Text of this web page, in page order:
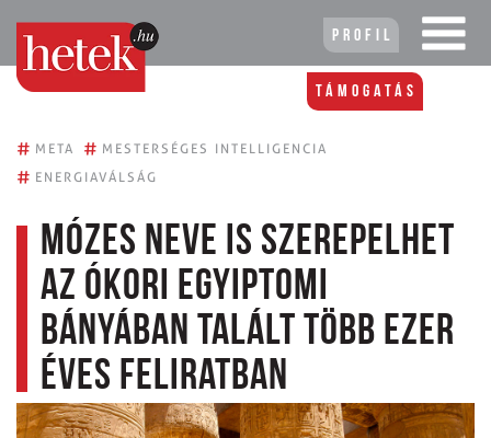
Profil
Támogatás
# META # MESTERSÉGES INTELLIGENCIA
# ENERGIAVÁLSÁG
Mózes neve is szerepelhet
az ókori egyiptomi
bányában talált több ezer
éves feliratban